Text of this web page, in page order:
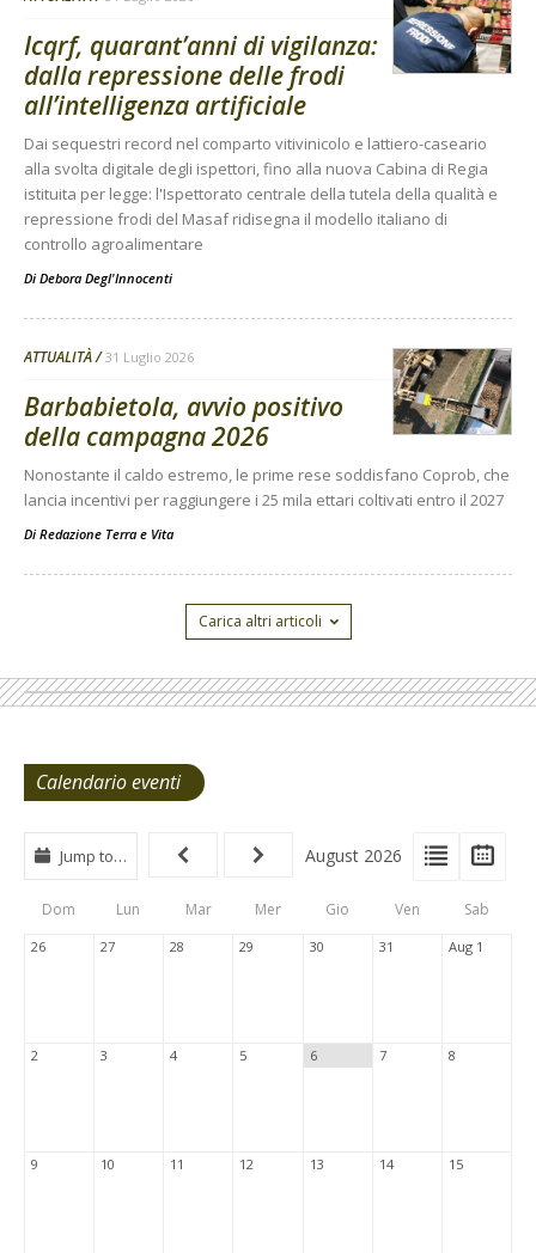
Icqrf, quarant’anni di vigilanza:
dalla repressione delle frodi
all’intelligenza artificiale
Dai sequestri record nel comparto vitivinicolo e lattiero-caseario
alla svolta digitale degli ispettori, fino alla nuova Cabina di Regia
istituita per legge: l'Ispettorato centrale della tutela della qualità e
repressione frodi del Masaf ridisegna il modello italiano di
controllo agroalimentare
Di Debora Degl'Innocenti
ATTUALITÀ 31 Luglio 2026
Barbabietola, avvio positivo
della campagna 2026
Nonostante il caldo estremo, le prime rese soddisfano Coprob, che
lancia incentivi per raggiungere i 25 mila ettari coltivati entro il 2027
Di Redazione Terra e Vita
Carica altri articoli
Calendario eventi
View
Type
Tabs
View
List
Jump to… August 2026
Dom Lun Mar Mer Gio Ven Sab
26 27 28 29 30 31 Aug 1
2 3 4 5 6 7 8
9 10 11 12 13 14 15